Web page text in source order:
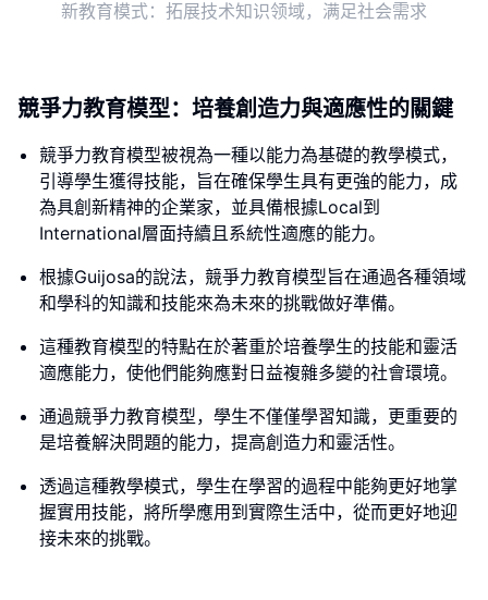
新教育模式：拓展技术知识领域，满足社会需求
競爭力教育模型：培養創造力與適應性的關鍵
競爭力教育模型被視為一種以能力為基礎的教學模式，
引導學生獲得技能，旨在確保學生具有更強的能力，成
為具創新精神的企業家，並具備根據Local到
International層面持續且系統性適應的能力。
根據Guijosa的說法，競爭力教育模型旨在通過各種領域
和學科的知識和技能來為未來的挑戰做好準備。
這種教育模型的特點在於著重於培養學生的技能和靈活
適應能力，使他們能夠應對日益複雜多變的社會環境。
通過競爭力教育模型，學生不僅僅學習知識，更重要的
是培養解決問題的能力，提高創造力和靈活性。
透過這種教學模式，學生在學習的過程中能夠更好地掌
握實用技能，將所學應用到實際生活中，從而更好地迎
接未來的挑戰。